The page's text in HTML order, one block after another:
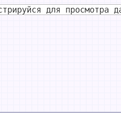
для просмотра